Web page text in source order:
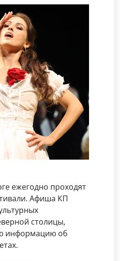
ежегодно проходят
Афиша КП
столицы,
информацию об